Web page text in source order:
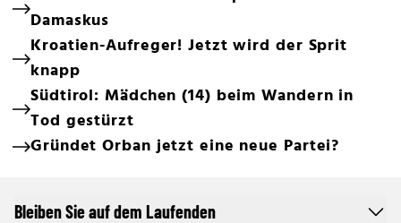
Damaskus
Kroatien-Aufreger! Jetzt wird der Sprit
knapp
Südtirol: Mädchen (14) beim Wandern in
Tod gestürzt
Gründet Orban jetzt eine neue Partei?
Bleiben Sie auf dem Laufenden